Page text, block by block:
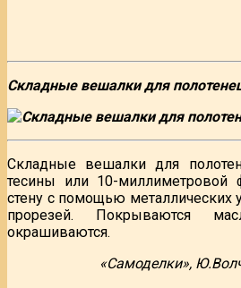
Складные вешалки для
Складные вешалки для
тесины или 10-миллиметровой
стену с помощью металлических
прорезей. Покрываются
окрашиваются.
«Самоделки»,